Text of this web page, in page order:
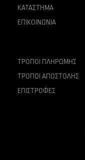
ΚΑΤΆΣΤΗΜΑ
ΕΠΙΚΟΙΝΩΝΊΑ
ΤΡΌΠΟΙ ΠΛΗΡΩΜΉΣ
ΤΡΌΠΟΙ ΑΠΟΣΤΟΛΉΣ
ΕΠΙΣΤΡΟΦΈΣ